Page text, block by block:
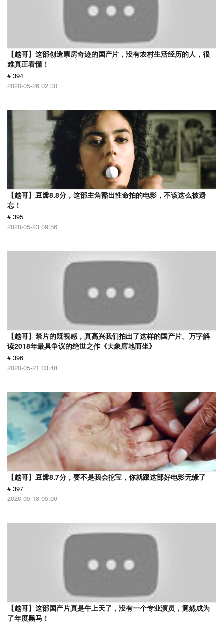
【越哥】这部创造票房奇迹的国产片，没有农村生活经历的人，很
难真正看懂！
# 394
2020-05-26 02:30
【越哥】豆瓣8.8分，这部主角豁出性命拍的电影，不该这么被遗
忘！
# 395
2020-05-23 09:56
【越哥】禁片的既视感，真高兴我们拍出了这样的国产片。万字解
读2018年最具争议的绝世之作《大象席地而坐》
# 396
2020-05-21 03:48
【越哥】豆瓣8.7分，要不是我会挖宝，你就跟这部好电影无缘了
# 397
2020-05-18 05:00
【越哥】这部国产片真是牛上天了，没有一个专业演员，竟然成为
了年度黑马！